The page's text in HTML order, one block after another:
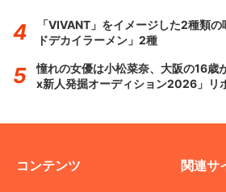
「VIVANT」をイメージした2種類
ドデカイラーメン」2種
憧れの女優は小松菜奈、大阪の16
x新人発掘オーディション2026」リ
コンテンツ 関連サ